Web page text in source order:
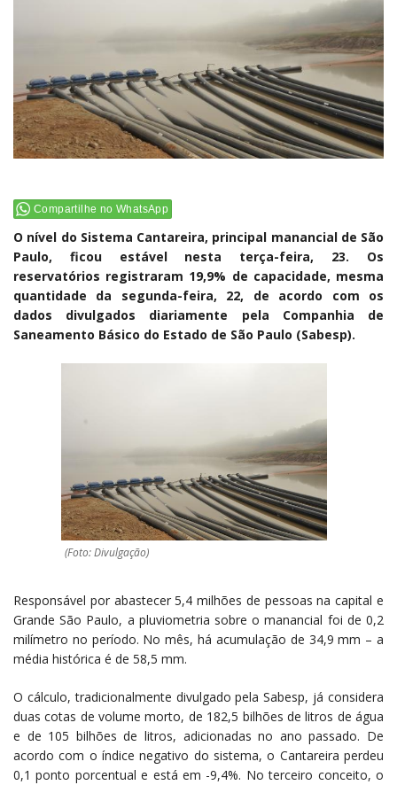
Compartilhe no WhatsApp
O nível do Sistema Cantareira, principal manancial de São
Paulo, ficou estável nesta terça-feira, 23. Os
reservatórios registraram 19,9% de capacidade, mesma
quantidade da segunda-feira, 22, de acordo com os
dados divulgados diariamente pela Companhia de
Saneamento Básico do Estado de São Paulo (Sabesp).
(Foto: Divulgação)
Responsável por abastecer 5,4 milhões de pessoas na capital e
Grande São Paulo, a pluviometria sobre o manancial foi de 0,2
milímetro no período. No mês, há acumulação de 34,9 mm – a
média histórica é de 58,5 mm.
O cálculo, tradicionalmente divulgado pela Sabesp, já considera
duas cotas de volume morto, de 182,5 bilhões de litros de água
e de 105 bilhões de litros, adicionadas no ano passado. De
acordo com o índice negativo do sistema, o Cantareira perdeu
0,1 ponto porcentual e está em -9,4%. No terceiro conceito, o